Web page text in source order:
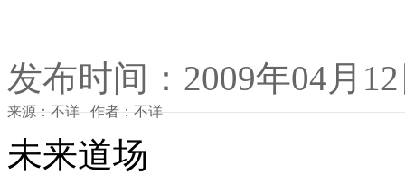
发布时间：2009年04月
来源：不详 作者：不详
未来道场